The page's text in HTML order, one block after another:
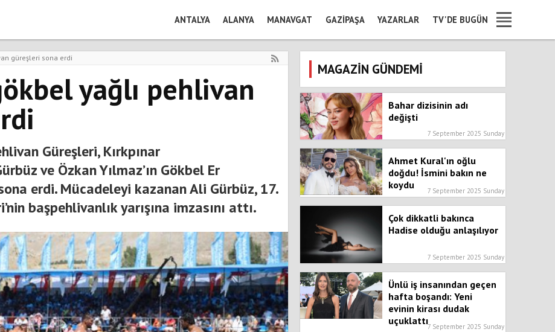
ANTALYA ALANYA MANAVGAT GAZIPAŞA YAZARLAR TV'DE BUGÜN
güreşleri sona erdi
yağlı pehlivan
Güreşleri, Kırkpınar
ve Özkan Yılmaz’ın Gökbel Er
erdi. Mücadeleyi kazanan Ali Gürbüz, 17.
başpehlivanlık yarışına imzasını attı.
MAGAZİN GÜNDEMİ
Bahar dizisinin adı
değişti
7 September 2025 Sunday
Ahmet Kural'ın oğlu
doğdu! İsmini bakın ne
koydu
7 September 2025 Sunday
Çok dikkatli bakınca
Hadise olduğu anlaşılıyor
7 September 2025 Sunday
Ünlü iş insanından geçen
hafta boşandı: Yeni
evinin kirası dudak
uçuklattı7 September 2025 Sunday